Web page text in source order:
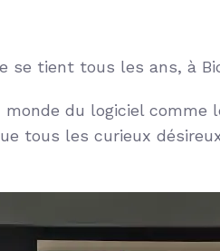
se tient tous les ans, à
du logiciel
tous les curieux